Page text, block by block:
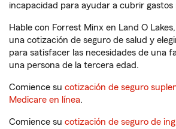
incapacidad para ayudar a cubrir gastos
Hable con Forrest Minx en Land O
una cotización de seguro de salud y
para satisfacer las necesidades de una
una persona de la tercera edad.
Comience su cotización de seguro
Medicare en línea.
Comience su cotización de seguro de